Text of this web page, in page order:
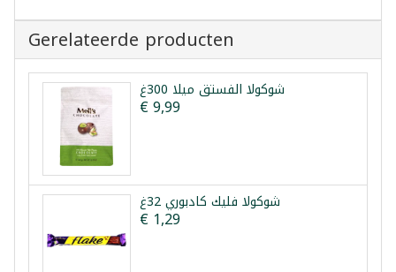
Gerelateerde producten
شوكولا الفستق ميلا 300غ
€ 9,99
شوكولا فليك كادبوري 32غ
€ 1,29